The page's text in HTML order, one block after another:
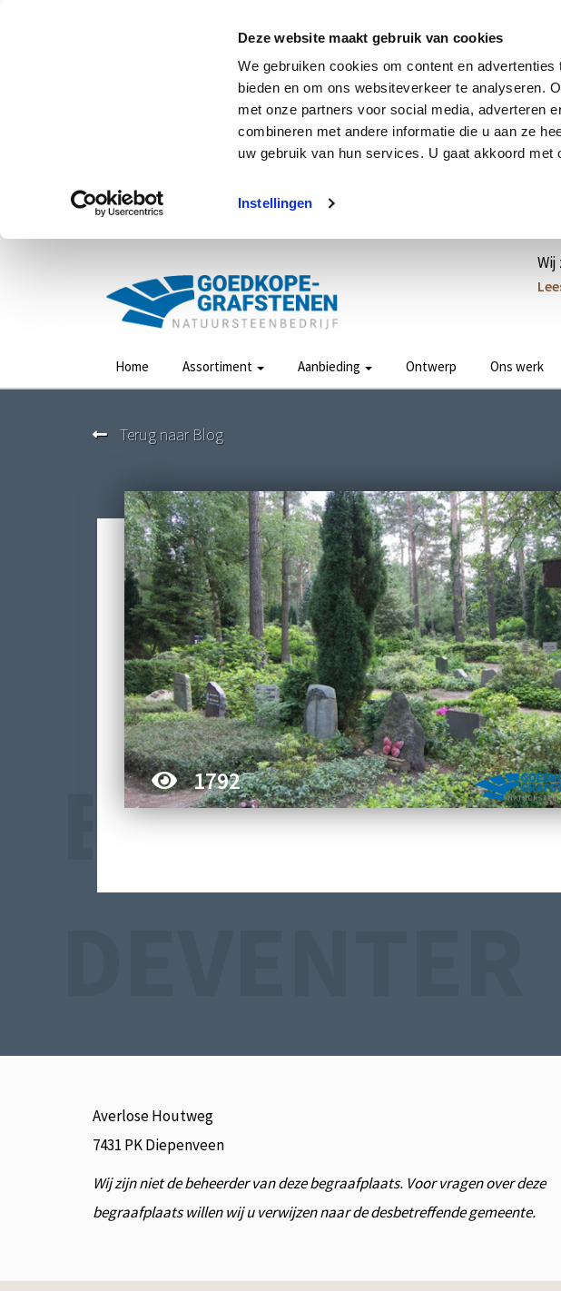
Deze website maakt gebruik van cookies
We gebruiken cookies om content en
bieden en om ons websiteverkeer te analyseren.
met onze partners voor social media, adverteren
combineren met andere informatie die u aan ze
uw gebruik van hun services. U gaat akkoord
Instellingen
Home Assortiment Aanbieding Ontwerp Ons werk
Terug naar Blog
1792
Averlose Houtweg
7431 PKDiepenveen
Wij zijn niet de beheerder van deze begraafplaats. Voor vragen over deze
begraafplaats willen wij u verwijzen naar de desbetreffende gemeente.